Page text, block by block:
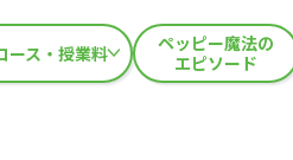
ース・授業料
ペッピー魔法の
エピソード